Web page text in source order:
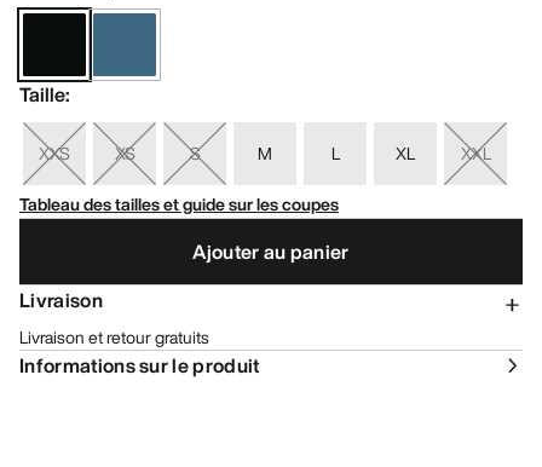
Taille:
XXS XS S M L XL
XXL
Tableau des tailles et guide sur les coupes
Ajouter au panier
Livraison
Livraison et retour gratuits
Informations sur le produit